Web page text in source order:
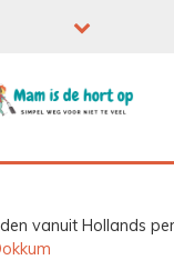
vanuit Hollands